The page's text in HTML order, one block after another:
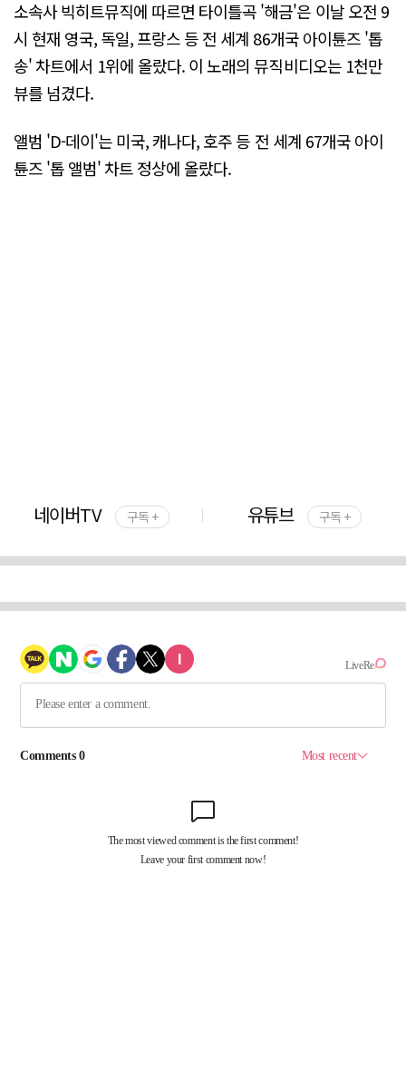
소속사 빅히트뮤직에 따르면 타이틀곡 '해금'은 이날 오전 9
시 현재 영국, 독일, 프랑스 등 전 세계 86개국 아이튠즈 '톱
송' 차트에서 1위에 올랐다. 이 노래의 뮤직비디오는 1천만
뷰를 넘겼다.
앨범 'D-데이'는 미국, 캐나다, 호주 등 전 세계 67개국 아이
튠즈 '톱 앨범' 차트 정상에 올랐다.
네이버TV 구독 + 유튜브 구독 +